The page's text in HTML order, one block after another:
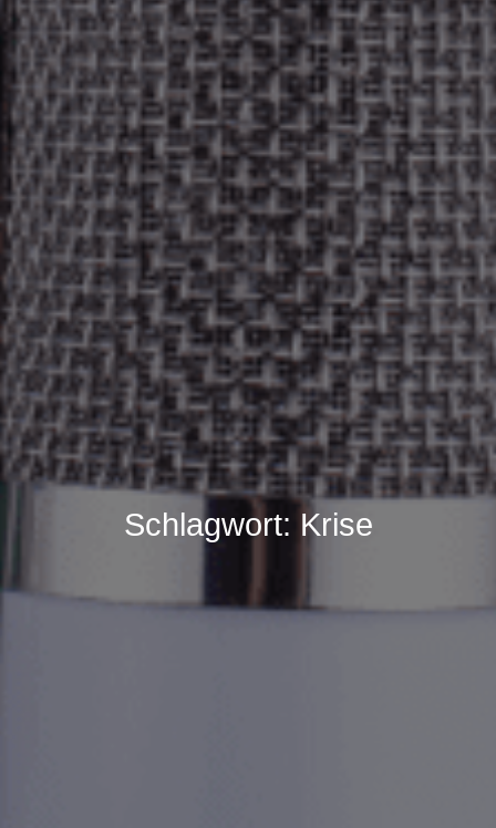
Schlagwort: Krise